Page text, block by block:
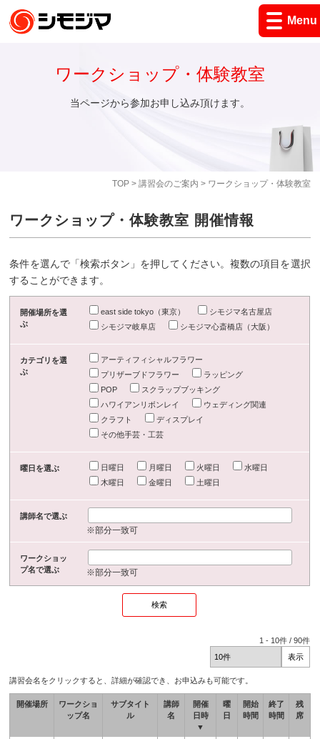
Menu
TOP> 講習会のご案内 > ワークショップ・体験教室
ワークショップ・体験教室
当ページから参加お申し込み頂けます。
ワークショップ・体験教室 開催情報
条件を選んで「検索ボタン」を押してください。複数の項目を選択
することができます。
開催場所を選
ぶ
east side tokyo（東京）
シモジマ名古屋店
シモジマ岐阜店
シモジマ心斎橋店（大阪）
カテゴリを選
ぶ
アーティフィシャルフラワー
プリザーブドフラワー
ラッピング
POP
スクラップブッキング
ハワイアンリボンレイ
ウェディング関連
クラフト
ディスプレイ
その他手芸・工芸
曜日を選ぶ 日曜日 月曜日 火曜日
水曜日
木曜日
金曜日 土曜日
講師名で選ぶ
※部分一致可
ワークショッ
プ名で選ぶ
※部分一致可
1 - 10件 /90件
講習会名をクリックすると、詳細が確認でき、お申込みも可能です。
開催場所
ワークショ
ップ名
サブタイト
ル
講師
名
開催
日時
▼
曜
日
開始
時間
終了
時間
残
席